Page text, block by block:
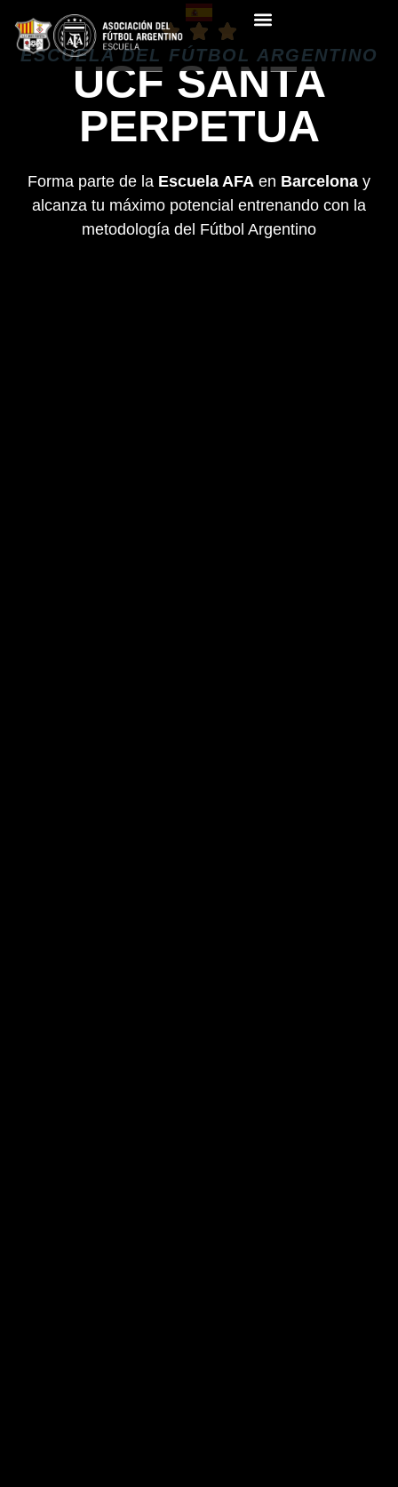
ESCUELA DEL FÚTBOL ARGENTINO
UCF SANTA
PERPETUA
Forma parte de la Escuela AFA en Barcelona y
alcanza tu máximo potencial entrenando con la
metodología del Fútbol Argentino